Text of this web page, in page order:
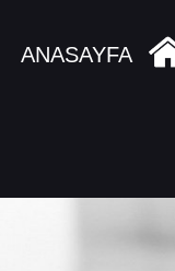
ANASAYFA